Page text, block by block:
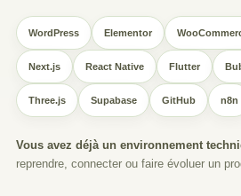
WordPress Elementor
Next.js React Native Flutter
Three.js Supabase GitHub n8n
Vous avez déjà un environnement
reprendre, connecter ou faire évoluer un